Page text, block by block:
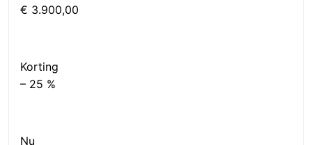
€ 3.900,00
– 25 %
Nu